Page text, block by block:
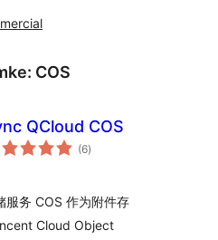
COS
QCloud COS
(6értékelés
összesen
)
服务 COS 作为附件存
Cloud Object